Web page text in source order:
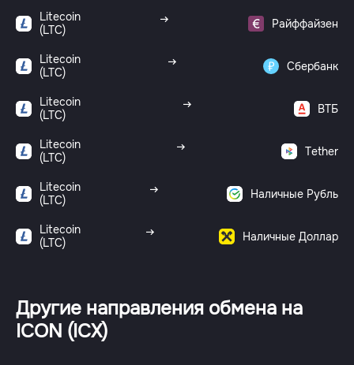
Litecoin
(LTC)
Райффайзен
Litecoin
(LTC)
Сбербанк
Litecoin
(LTC)
ВТБ
Litecoin
(LTC)
Tether
Litecoin
(LTC)
Наличные Рубль
Litecoin
(LTC)
Наличные Доллар
Другие направления обмена на
ICON (ICX)